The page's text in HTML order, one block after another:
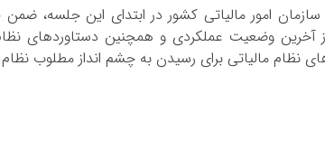
امور مالیاتی کشور در ابتدای این جلسه، ضمن
آخرین وضعیت عملکردی و همچنین دستاوردهای
های نظام مالیاتی برای رسیدن به چشم انداز مطلوب